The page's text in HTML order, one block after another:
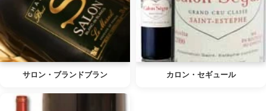
サロン・ブランドブラン カロン・セギュール